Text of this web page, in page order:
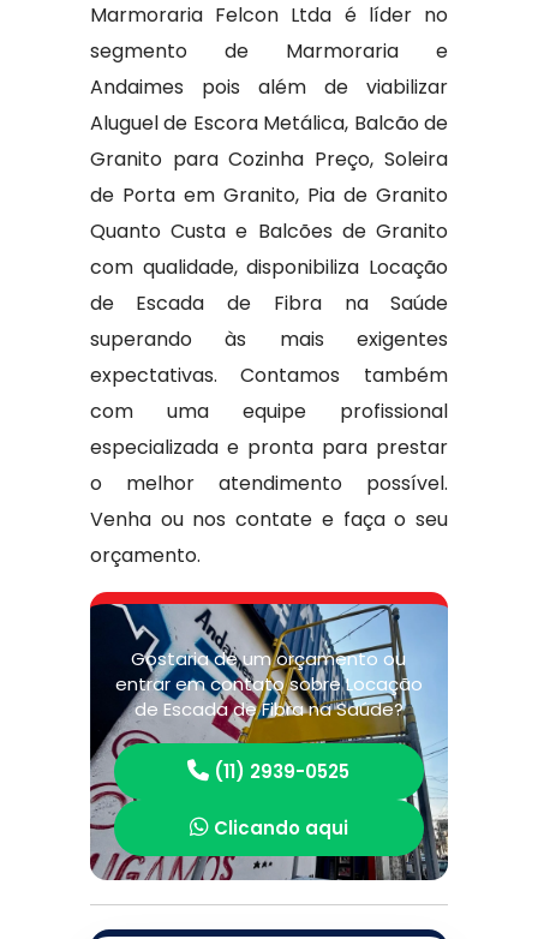
Marmoraria Felcon Ltda é líder no
segmento de Marmoraria e
Andaimes pois além de viabilizar
Aluguel de Escora Metálica, Balcão de
Granito para Cozinha Preço, Soleira
de Porta em Granito, Pia de Granito
Quanto Custa e Balcões de Granito
com qualidade, disponibiliza Locação
de Escada de Fibra na Saúde
superando às mais exigentes
expectativas. Contamos também
com uma equipe profissional
especializada e pronta para prestar
o melhor atendimento possível.
Venha ou nos contate e faça o seu
orçamento.
Gostaria de um orçamento ou
entrar em contato sobre Locação
de Escada de Fibra na Saúde?
(11) 2939-0525
Clicando aqui